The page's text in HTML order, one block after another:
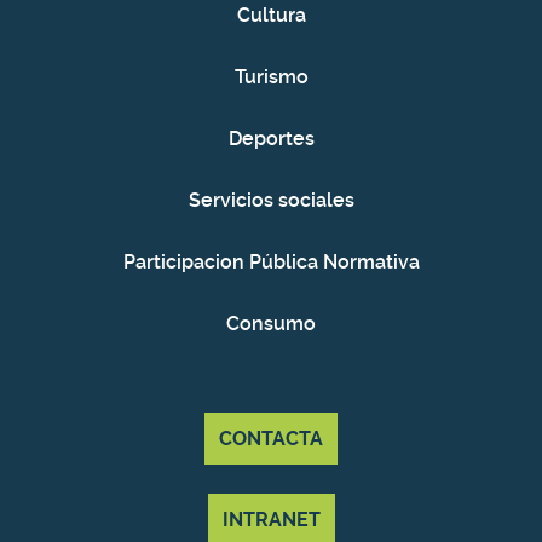
Cultura
Turismo
Deportes
Servicios sociales
Participacion Pública Normativa
Consumo
CONTACTA
INTRANET